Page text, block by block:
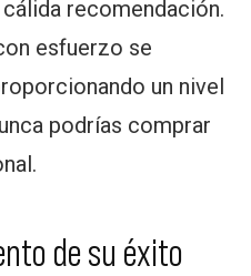
recomendación.
esfuerzo se
un nivel
podrías comprar
de su éxito